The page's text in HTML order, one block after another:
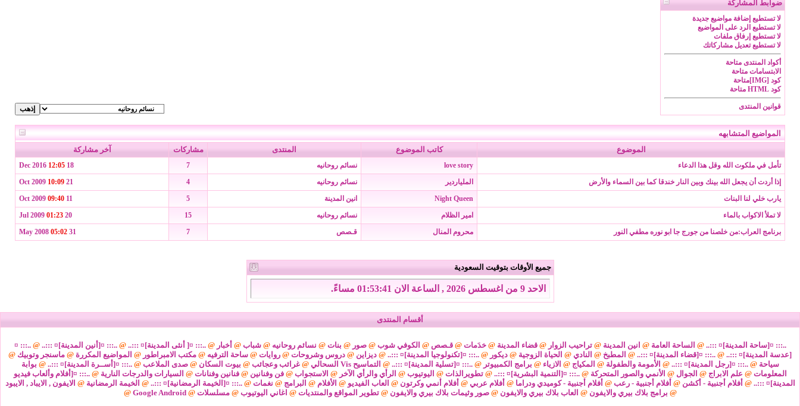
ضوابط المشاركة
لا تستطيع إضافة مواضيع جديدة
لا تستطيع الرد على المواضيع
لا تستطيع إرفاق ملفات
لا تستطيعتعديل مشاركاتك
أكواد المنتدى متاحة
الابتسامات متاحة
كود [IMG]
متاحة
كود HTML
متاحة
قوانين المنتدى
المواضيع المتشابهه
الموضوع
كاتب الموضوع المنتدى مشاركات آخر مشاركة
تأمل في ملكوت الله وقل هذا الدعاء love story نسائم روحانيه 7
18 Dec 2016
12:05
إذا أردت أن يجعل الله بينك وبين النار خندقا كما بين السماء والأرض
الملياردير نسائم روحانيه 4
21 Oct 2009
10:09
يارب خلي لنا البنات
Night Queen انين المدينة 5
11 Oct 2009
09:40
لا تملأ الاكواب بالماء
امير الظلام نسائم روحانيه 15
20 Jul 2009
01:23
برنامج العراب:من خلصنا من جورج جا ابو نوره مطفي النور
محروم المنال قـصص 7
31 May 2008
05:02
جميع الأوقات بتوقيت السعودية
الاحد 9 من اغسطس 2026 , الساعة الان 01:53:41 مساءً.
أقسام المنتدى
..::: ¤[ساحة المدينة]¤ :::.. @ الساحة العامة @ انين المدينة @تراحيب الزوار @قضاء المدينة @خدَمات @قـصص @ الكوفي شوب @صور @ بنات @ نسائم روحانيه @شباب @ أخبار @..::: ¤[ أنثى المدينة]¤ :::.. @..::: ¤[أنين المدينة]¤ :::.. @
..::: ¤
[عدسة المدينة]¤ :::.. @ ..::: ¤[قضاء المدينة]¤ :::.. @ المطبخ @ النادي @ الحياة الزوجية @ ديكور @ ..::: ¤[تكنولوجيا المدينة]¤ :::.. @ ديزاين @ دروس وشروحات @ روايات @ ساحة الترفيه @ مكتب الامبراطور @ المواضيع المكررة @ ماسنجر وتوبيك @
سياحة @..::: ¤[رجل المدينة]¤ :::.. @ الأمومة والطفولة @ المكياج @ الازياء @ برامج الكمبيوتر @..::: ¤[تسلية المدينة]¤ :::.. @ التماسيح Vis السحالي @غرائب وعجائب @ بيوت السكان @صدى الملاعب @..::: ¤[أســرة المدينة]¤ :::.. @ بوابة
المعلومات @ علم الابراج @ الجوال @ الأنمي والصور المتحركة @..::: ¤[التنمية البشرية]¤ :::.. @تطويرالذات @ اليوتيوب @ الرأي والرأي الآخر @ الاستجواب @فن وفنانين @فنانين وفنانات @ السيارات والدرجات النارية @..::: ¤[أفلام وألعاب فيديو
المدينة]¤ :::.. @ أفلام أجنبية - أكشن @ أفلام أجنبية - رعب @ أفلام أجنبية - كوميدي ودراما @ أفلام عربي @ أفلام أنمي وكرتون @ العاب الفيديو @ الأفلام @ البرامج @ نغمات @..::: ¤[الخيمة الرمضانية]¤ :::.. @ الخيمة الرمضانية @ الايفون , الايباد , الايبود
@ برامج بلاك بيري والايفون @ العاب بلاك بيري والايفون @صور وثيمات بلاك بيري والايفون @تطوير المواقع والمنتديات @ اغاني اليوتيوب @مسلسلات @
Google Android
@